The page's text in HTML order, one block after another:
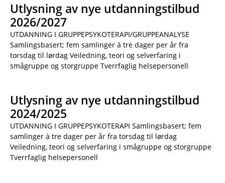
Utlysning av nye utdanningstilbud
2026/2027
UTDANNING I GRUPPEPSYKOTERAPI/GRUPPEANALYSE
Samlingsbasert; fem samlinger à tre dager per år fra
torsdag til lørdag Veiledning, teori og selverfaring i
smågruppe og storgruppe Tverrfaglig helsepersonell
Utlysning av nye utdanningstilbud
2024/2025
UTDANNING I GRUPPEPSYKOTERAPI Samlingsbasert; fem
samlinger à tre dager per år fra torsdag til lørdag
Veiledning, teori og selverfaring i smågruppe og storgruppe
Tverrfaglig helsepersonell